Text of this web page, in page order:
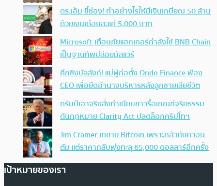
ดร.เอ็ม ชี้ช่อง! ทำอย่างไรให้มีเงินเกษียณ 50 ล้าน
ด้วยเงินเดือนละแค่ 5,000 บาท
Microsoft เตือนภัยแฮกเกอร์กำลังใช้ BNB Chain
เป็นฐานทัพปล่อยมัลแวร์
ศึกชิงบัลลังก์! แม่ผู้ก่อตั้ง Ondo Finance ฟ้อง
CEO เพื่อยึดอำนาจบริหารหลังลูกชายเสียชีวิต
ทรัมป์เอาจริง สั่งทำเนียบขาวรื้อเกณฑ์จริยธรรม
ดันกฎหมาย Clarity Act ปลดล็อกคริปโทฯ
Jim Cramer เทขาย Bitcoin เพราะกลัวภัยควอน
ตัม แต่ราคากลับพุ่งทะลุ 65,000 ดอลลาร์อีกครั้ง
เป้าหมายของเรา